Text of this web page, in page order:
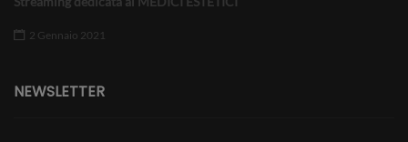
2 Gennaio 2021
NEWSLETTER